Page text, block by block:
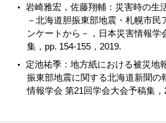
岩崎雅宏，佐藤翔輔：災害時の生
－北海道胆振東部地震・札幌市民
ンケートから－，日本災害情報学
集，pp. 154-155，2019.
定池祐季：地方紙における被災地
振東部地震に関する北海道新聞の
情報学会 第21回学会大会予稿集，